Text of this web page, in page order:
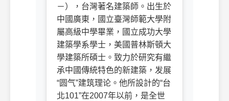
－），台灣著名建築師。出生於
中國廣東，國立臺灣師範大學附
屬高級中學畢業，國立成功大學
建築學系學士，美國普林斯頓大
學建築所碩士。致力於研究有繼
承中國傳統特色的新建築，发展
“圆气”建筑理论。他所設計的“台
北101”在2007年以前，是全世